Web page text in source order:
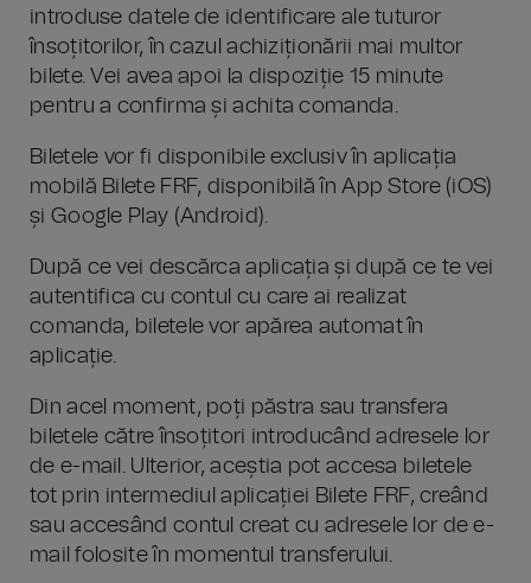
introduse datele de identificare ale tuturor
însoțitorilor, în cazul achiziționării mai multor
bilete. Vei avea apoi la dispoziție 15 minute
pentru a confirma și achita comanda.
Biletele vor fi disponibile exclusiv în aplicația
mobilă Bilete FRF, disponibilă în App Store (iOS)
și Google Play (Android).
După ce vei descărca aplicația și după ce te vei
autentifica cu contul cu care ai realizat
comanda, biletele vor apărea automat în
aplicație.
Din acel moment, poți păstra sau transfera
biletele către însoțitori introducând adresele lor
de e-mail. Ulterior, aceștia pot accesa biletele
tot prin intermediul aplicației Bilete FRF, creând
sau accesând contul creat cu adresele lor de e-
mail folosite în momentul transferului.